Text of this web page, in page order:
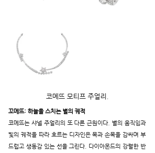
코메뜨 모티프 주얼리.
꼬메뜨: 하늘을 스치는 별의 궤적
코메뜨는 샤넬 주얼리의 또 다른 근원이다. 별의 움직임과
빛의 궤적을 따라 흐르는 디자인은 목과 손목을 감싸며 부
드럽고 생동감 있는 선을 그린다. 다이아몬드의 강렬한 반